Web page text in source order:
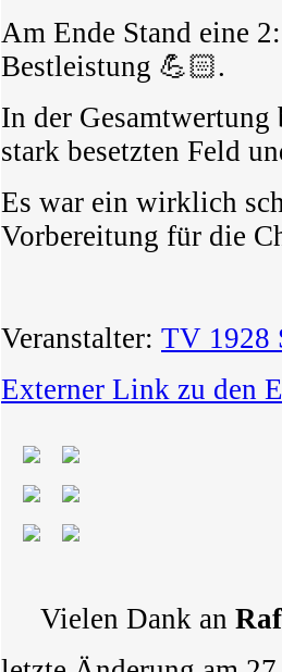
Am Ende Stand eine
Bestleistung 💪🏻.
In der
stark besetzten Feld
Es war ein wirklich
Vorbereitung für die
Veranstalter: TV 1928
Externer Link zu den
Vielen Dank an